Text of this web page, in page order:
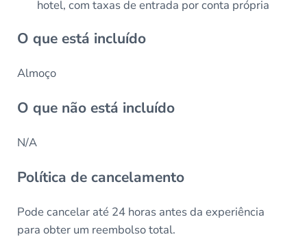
hotel, com taxas de entrada por conta própria
O que está incluído
Almoço
O que não está incluído
N/A
Política de cancelamento
Pode cancelar até 24 horas antes da experiência
para obter um reembolso total.